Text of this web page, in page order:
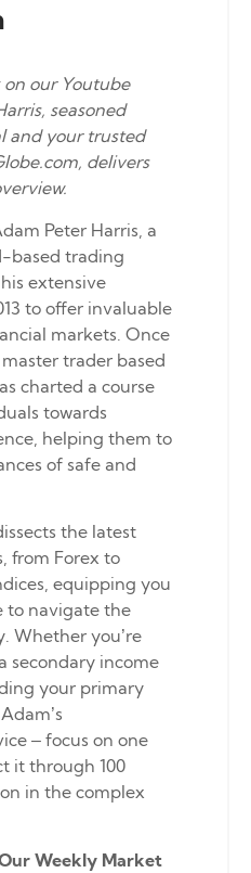
on our Youtube
seasoned
and your trusted
delivers
Peter Harris, a
based trading
extensive
to offer invaluable
markets. Once
trader based
charted a course
towards
helping them to
of safe and
the latest
from Forex to
equipping you
to navigate the
Whether you’re
secondary income
your primary
– focus on one
it through 100
in the complex
Weekly Market